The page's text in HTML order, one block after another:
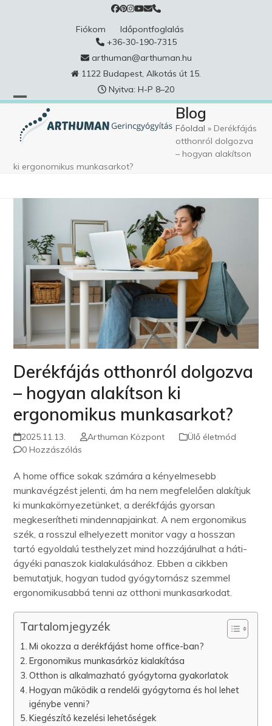
Fiókom
Időpontfoglalás
+36-30-190-7315
arthuman@arthuman.hu
1122 Budapest, Alkotás út 15.
Nyitva: H-P 8–20
Blog
Főoldal » Derékfájás
otthonról dolgozva
– hogyan alakítson
ki ergonomikus munkasarkot?
Derékfájás otthonról dolgozva
– hogyan alakítson ki
ergonomikus munkasarkot?
2025.11.13. Arthuman Központ
Ülő életmód
0 Hozzászólás
A home office sokak számára a kényelmesebb
munkavégzést jelenti, ám ha nem megfelelően alakítjuk
ki munkakörnyezetünket, a derékfájás gyorsan
megkeserítheti mindennapjainkat. A nem ergonomikus
szék, a rosszul elhelyezett monitor vagy a hosszan
tartó egyoldalú testhelyzet mind hozzájárulhat a háti-
ágyéki panaszok kialakulásához. Ebben a cikkben
bemutatjuk, hogyan tudod gyógytornász szemmel
ergonomikusabbá tenni az otthoni munkasarkodat.
Tartalomjegyzék
Mi okozza a derékfájást home office-ban?
Ergonomikus munkasárköz kialakítása
Otthon is alkalmazható gyógytorna gyakorlatok
Hogyan működik a rendelői gyógytorna és hol lehet
igénybe venni?
Kiegészítő kezelési lehetőségek